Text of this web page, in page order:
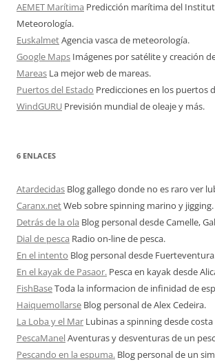
AEMET Marítima Predicción marítima del
Meteorología.
EuskalmetAgencia vasca de meteorología.
Google Maps Imágenes por satélite y creación
Mareas La mejor web de mareas.
Puertos del Estado Predicciones en los puertos
WindGURU Previsión mundial de oleaje y más.
6 ENLACES
Atardecidas Blog gallego donde no es raro ver
Caranx.netWeb sobre spinning marino y jigging.
Detrás de la ola Blog personal desde Camelle,
Dial de pesca Radio on-line de pesca.
En el intento Blog personal desde
En el kayak de Pasaor. Pesca en kayak desde
FishBaseToda la informacion de infinidad de
Haiquemollarse Blog personal de Alex Cedeira.
La Loba y el Mar Lubinas a spinning desde
PescaManelAventuras y desventuras de un
Pescando en la espuma. Blog personal de un